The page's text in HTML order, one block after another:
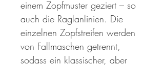
einem Zopfmuster geziert – so
auch die Raglanlinien. Die
einzelnen Zopfstreifen werden
von Fallmaschen getrennt,
sodass ein klassischer, aber